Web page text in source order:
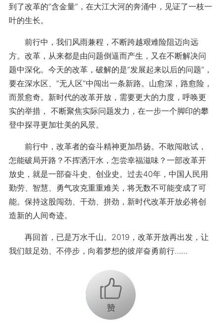
到了改革的“含金量”，在大江大河的奔涌中，见证了一枝一
叶的生长。
前行中，我们风雨兼程，不断跨越艰难险阻迈向远
方。改革，从来都是由问题倒逼而产生，又在不断解决问
题中深化。今天的改革，破解的是“发展起来以后的问题”，
要在深水区、“无人区”中闯出一条新路。山愈深，路愈险，
而景愈奇。新时代的改革开放，需要更大的力度，呼唤更
实的举措， 不断聚焦实际问题发力，在一步一个脚印的攀
登中探寻更加壮美的风景。
前行中，改革者的奋斗精神更加昂扬。不敢闯敢试，
怎能破局开路？不挥洒汗水，怎尝幸福滋味？一部改革开
放史，就是一部奋斗史、创业史。过去40年，中国人民用
勤劳、智慧、勇气攻克重重难关，将无数不可能变成了可
能。保持这股闯劲、干劲、拼劲，新时代改革开放必将创
造新的人间奇迹。
再回首，已是万水千山。2019，改革开放再出发，让
我们鼓足劲、不停步，向着梦想的彼岸奋勇前行……
+1